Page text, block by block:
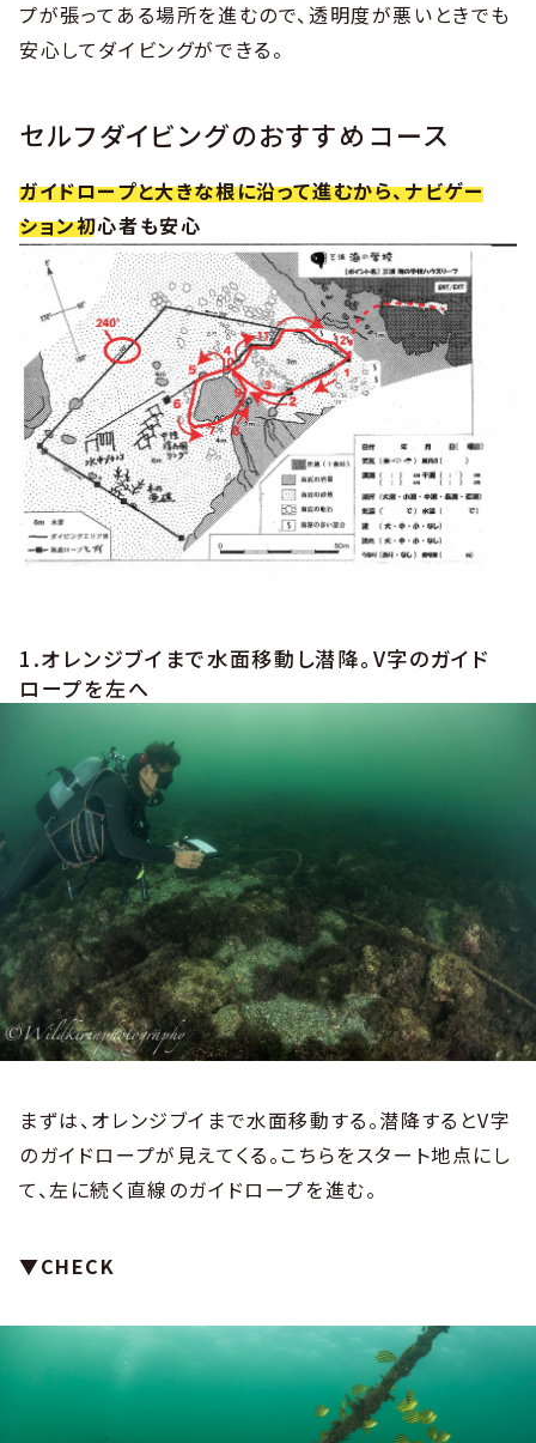
プが張ってある場所を進むので、透明度が悪いときでも
安心してダイビングができる。
セルフダイビングのおすすめコース
ガイドロープと大きな根に沿って進むから、ナビゲー
ション初心者も安心
1.オレンジブイまで水面移動し潜降。V字のガイド
ロープを左へ
まずは、オレンジブイまで水面移動する。潜降するとV字
のガイドロープが見えてくる。こちらをスタート地点にし
て、左に続く直線のガイドロープを進む。
▼CHECK